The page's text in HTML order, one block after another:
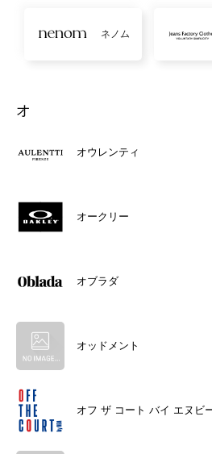
ネノム
オ
オウレンティ
オークリー
オブラダ
オッドメント
オフ ザ コート バイ エヌビ